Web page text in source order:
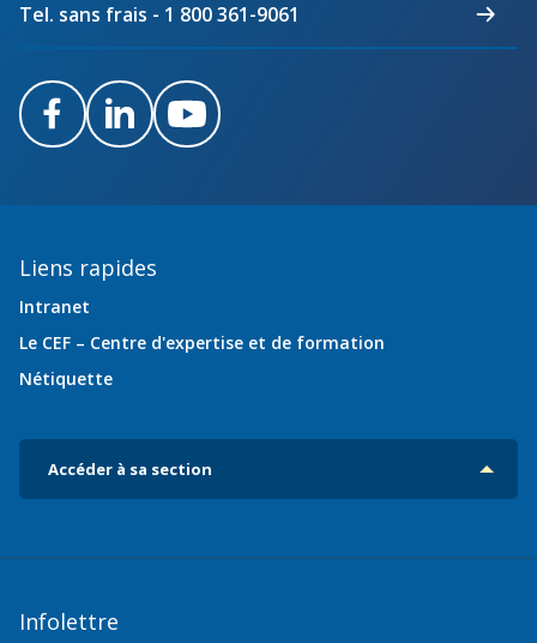
Tel. sans frais - 1 800 361-9061
FacebookLinkedInYoutube
Liens rapides
Intranet
Le CEF – Centre d'expertise et de formation
Nétiquette
Accéder à sa section
Infolettre